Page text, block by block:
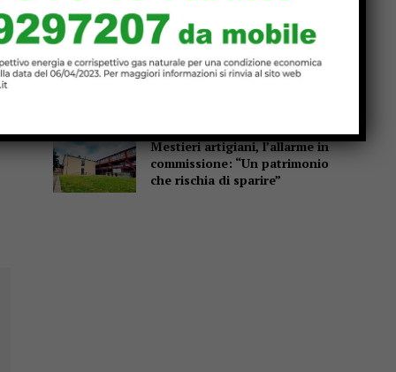
Dimensionamento scolastico
in Umbria, sindacati: “Bene il
recepimento della sentenza
TAR, ma i ritardi rischiano di
Mestieri artigiani, l’allarme in
commissione: “Un patrimonio
che rischia di sparire”